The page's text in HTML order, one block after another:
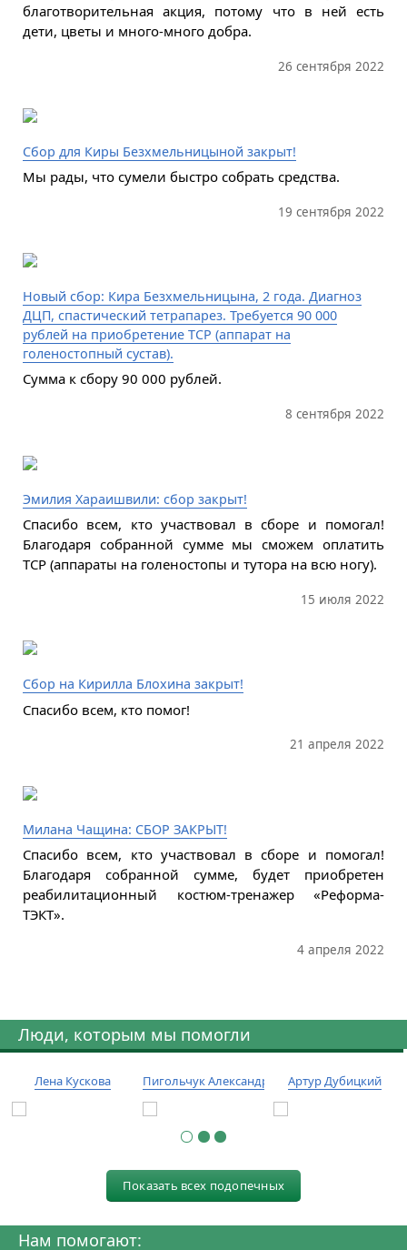
благотворительная акция, потому что в ней есть
дети, цветы и много-много добра.
26 сентября 2022
Сбор для Киры Безхмельницыной закрыт!
Мы рады, что сумели быстро собрать средства.
19 сентября 2022
Новый сбор: Кира Безхмельницына, 2 года. Диагноз
ДЦП, спастический тетрапарез. Требуется 90 000
рублей на приобретение ТСР (аппарат на
голеностопный сустав).
Сумма к сбору 90 000 рублей.
8 сентября 2022
Эмилия Хараишвили: сбор закрыт!
Спасибо всем, кто участвовал в сборе и помогал!
Благодаря собранной сумме мы сможем оплатить
ТСР (аппараты на голеностопы и тутора на всю ногу).
15 июля 2022
Сбор на Кирилла Блохина закрыт!
Спасибо всем, кто помог!
21 апреля 2022
Милана Чащина: СБОР ЗАКРЫТ!
Спасибо всем, кто участвовал в сборе и помогал!
Благодаря собранной сумме, будет приобретен
реабилитационный костюм-тренажер «Реформа-
ТЭКТ».
4 апреля 2022
Люди, которым мы помогли
Лена Кускова Пигольчук Александр Артур Дубицкий
Показать всех подопечных
Нам помогают: